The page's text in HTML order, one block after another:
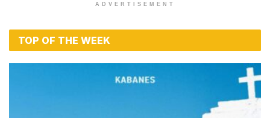
ADVERTISEMENT
TOP OF THE WEEK